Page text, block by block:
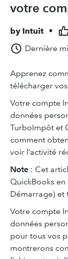
votre
by Intuit •
Dernière
Apprenez
télécharger
Votre compte
données
TurboImpôt et
comment
voir l’activité
Note : Cet
QuickBooks
Démarrage) et
Votre compte
données
pour tous vos
montrerons